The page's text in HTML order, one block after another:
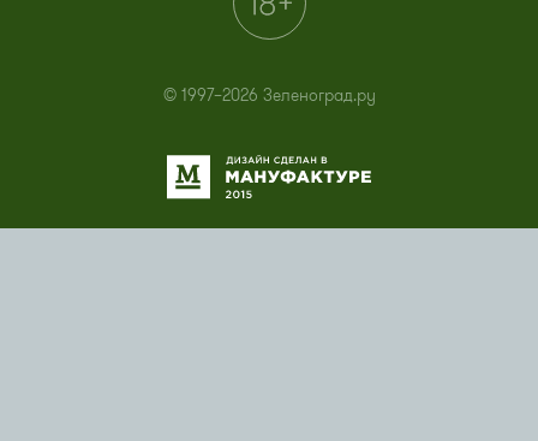
© 1997–2026 Зеленоград.ру